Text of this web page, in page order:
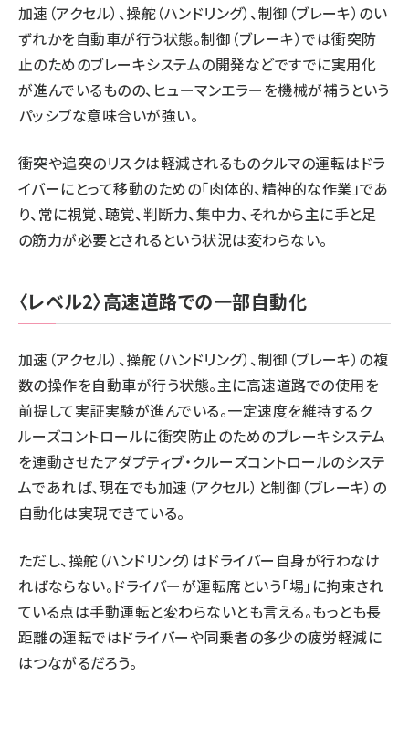
加速（アクセル）、操舵（ハンドリング）、制御（ブレーキ）のい
ずれかを自動車が行う状態。制御（ブレーキ）では衝突防
止のためのブレーキシステムの開発などですでに実用化
が進んでいるものの、ヒューマンエラーを機械が補うという
パッシブな意味合いが強い。
衝突や追突のリスクは軽減されるものクルマの運転はドラ
イバーにとって移動のための「肉体的、精神的な作業」であ
り、常に視覚、聴覚、判断力、集中力、それから主に手と足
の筋力が必要とされるという状況は変わらない。
〈レベル2〉高速道路での一部自動化
加速（アクセル）、操舵（ハンドリング）、制御（ブレーキ）の複
数の操作を自動車が行う状態。主に高速道路での使用を
前提して実証実験が進んでいる。一定速度を維持するク
ルーズコントロールに衝突防止のためのブレーキシステム
を連動させたアダプティブ・クルーズコントロールのシステ
ムであれば、現在でも加速（アクセル）と制御（ブレーキ）の
自動化は実現できている。
ただし、操舵（ハンドリング）はドライバー自身が行わなけ
ればならない。ドライバーが運転席という「場」に拘束され
ている点は手動運転と変わらないとも言える。もっとも長
距離の運転ではドライバーや同乗者の多少の疲労軽減に
はつながるだろう。